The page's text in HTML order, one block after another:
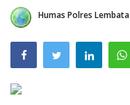
Giat Ops
Reskrim
Polisi Kita
Lantas
Humas Polres Lembata